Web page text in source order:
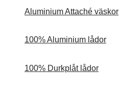
Aluminium Attaché väskor
100% Aluminium lådor
100% Durkplåt lådor